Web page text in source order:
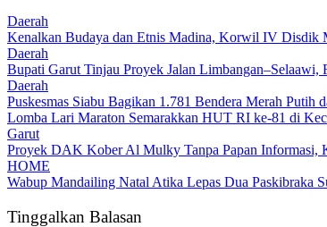
Daerah
Kenalkan Budaya dan Etnis Madina, Korwil IV Disdik
Daerah
Bupati Garut Tinjau Proyek Jalan
Daerah
Puskesmas Siabu Bagikan 1.781 Bendera Merah
Lomba Lari Maraton Semarakkan HUT RI ke-81 di
Garut
Proyek DAK Kober Al Mulky Tanpa Papan Informasi,
HOME
Wabup Mandailing Natal Atika Lepas Dua Paskibraka
Tinggalkan Balasan